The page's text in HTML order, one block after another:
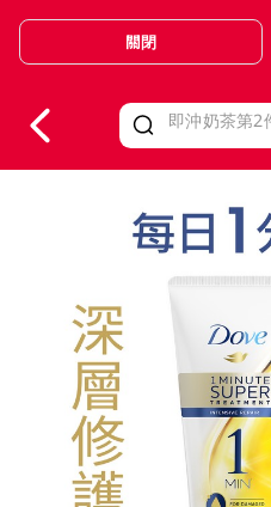
Valid Until 30 June 2026
關閉